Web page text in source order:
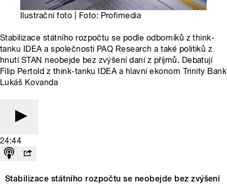
Ilustrační foto | Foto: Profimedia
Stabilizace státního rozpočtu se podle odborníků z think-
tanku IDEA a společnosti PAQ Research a také politiků z
hnutí STAN neobejde bez zvýšení daní z příjmů. Debatují
Filip Pertold z think-tanku IDEA a hlavní ekonom Trinity Bank
Lukáš Kovanda
24:44
Stabilizace státního rozpočtu se neobejde bez zvýšení